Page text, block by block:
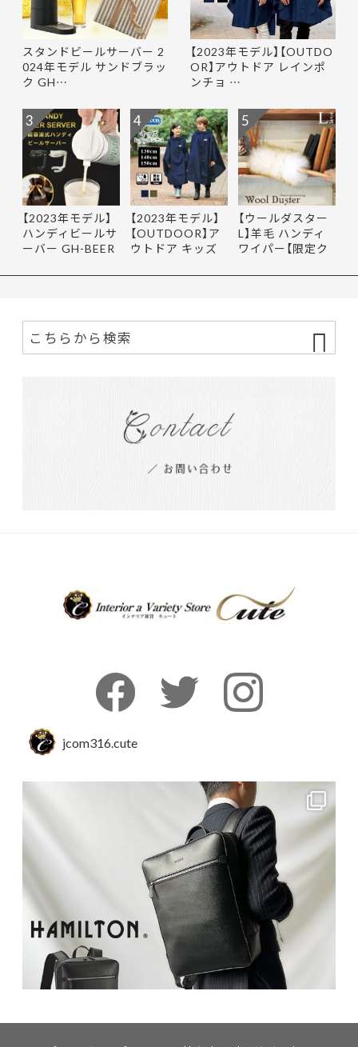
スタンドビールサーバー 2
024年モデル サンドブラッ
ク GH…
【2023年モデル】【OUTDO
OR】アウトドア レインポ
ンチョ …
【2023年モデル】
ハンディビールサ
ーバー GH-BEER
3
【2023年モデル】
【OUTDOOR】ア
ウトドア キッズ
4
【ウールダスター
L】羊毛 ハンディ
ワイパー【限定ク
5
jcom316.cute